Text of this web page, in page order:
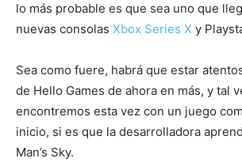
lo más probable es que sea uno que
nuevas consolas Xbox Series X y
Sea como fuere, habrá que estar
de Hello Games de ahora en más, y tal
encontremos esta vez con un juego
inicio, si es que la desarrolladora
Man’s Sky.